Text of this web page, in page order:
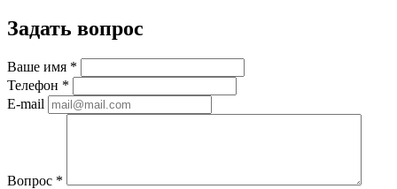
Задать вопрос
Ваше имя *
Телефон *
E-mail
Вопрос *